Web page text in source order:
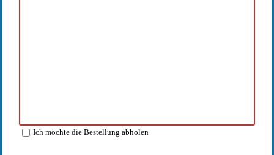
Ich möchte die Bestellung abholen